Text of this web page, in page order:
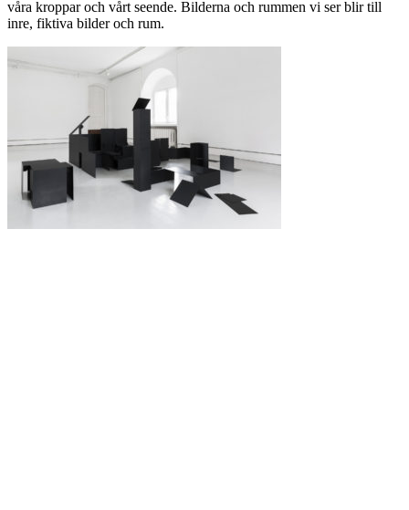
våra kroppar och vårt seende. Bilderna och rummen vi ser blir till
inre, fiktiva bilder och rum.